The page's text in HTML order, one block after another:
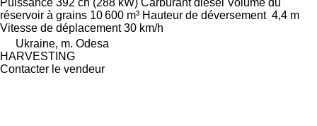
réservoir à grains 10 600 m³ Hauteur de déversement 4,4 m
Vitesse de déplacement 30 km/h
Ukraine, m. Odesa
HARVESTING
Contacter le vendeur